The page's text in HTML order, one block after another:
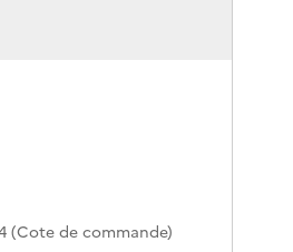
(Cote de commande)